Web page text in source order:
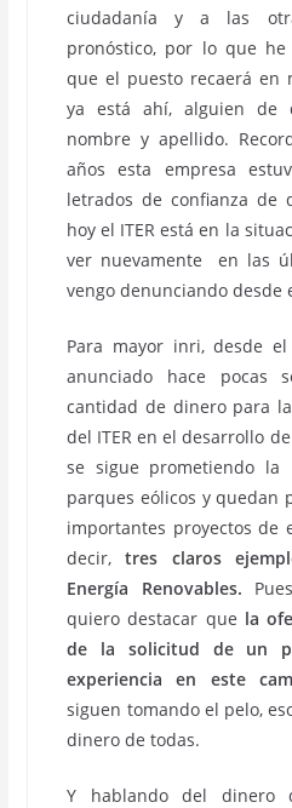
ciudadanía y a las
pronóstico, por lo que
que el puesto recaerá en
ya está ahí, alguien de
nombre y apellido.
años esta empresa
letrados de confianza de
hoy el ITER está en la
ver nuevamente en las
vengo denunciando desde
Para mayor inri, desde
anunciado hace pocas
cantidad de dinero para
del ITER en el desarrollo
se sigue prometiendo la
parques eólicos y quedan
importantes proyectos de
decir, tres claros
Energía Renovables.
quiero destacar que la
de la solicitud de un
experiencia en este
siguen tomando el pelo,
dinero de todas.
Y hablando del dinero